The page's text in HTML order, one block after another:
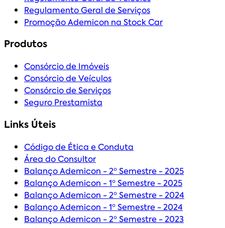
Regulamento Geral de Serviços
Promoção Ademicon na Stock Car
Produtos
Consórcio de Imóveis
Consórcio de Veículos
Consórcio de Serviços
Seguro Prestamista
Links Úteis
Código de Ética e Conduta
Área do Consultor
Balanço Ademicon - 2º Semestre - 2025
Balanço Ademicon - 1º Semestre - 2025
Balanço Ademicon - 2º Semestre - 2024
Balanço Ademicon - 1º Semestre - 2024
Balanço Ademicon - 2º Semestre - 2023